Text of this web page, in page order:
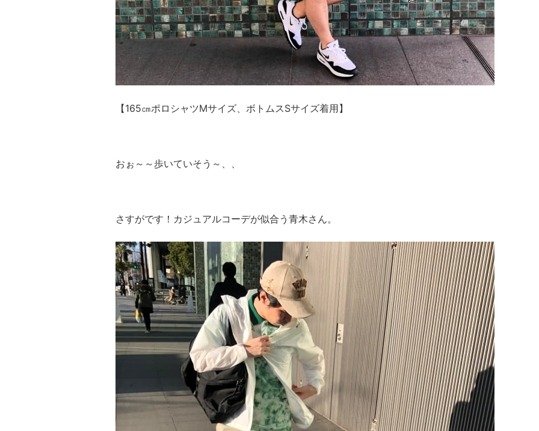
【165㎝ポロシャツMサイズ、ボトムスSサイズ着用】
おぉ～～歩いていそう～、、
さすがです！カジュアルコーデが似合う青木さん。